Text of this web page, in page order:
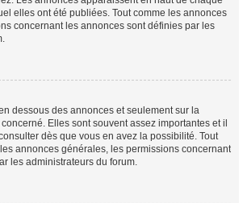
elles ont été publiées. Tout comme les annonces
concernant les annonces sont définies par les
dessous des annonces et seulement sur la
Elles sont souvent assez importantes et il
dès que vous en avez la possibilité. Tout
annonces générales, les permissions concernant
les administrateurs du forum.